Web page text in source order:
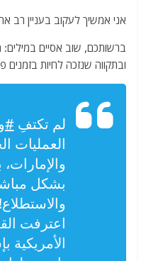
אני אמשיך לעקוב בעניין רב
ברשותכם, שוב אסיים
ובתקווה שנזכה לחיות בזמנים
لم تكتفِ
العمليات
بشكل
والاستطلاع!
اعترفت
الأمريكية